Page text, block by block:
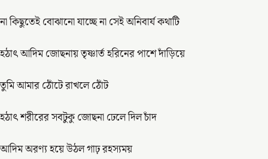
না কিছুতেই বোঝানো যাচ্ছে না সেই অনিবার্য কথাটি
হঠাৎ আদিম জোছনায় তৃষ্ণার্ত হরিনের পাশে দাঁড়িয়ে
তুমি আমার ঠোঁটে রাখলে ঠোঁট
হঠাৎ শরীরের সবটুকু জোছনা ঢেলে দিল চাঁদ
আদিম অরণ্য হয়ে উঠল গাঢ় রহস্যময়